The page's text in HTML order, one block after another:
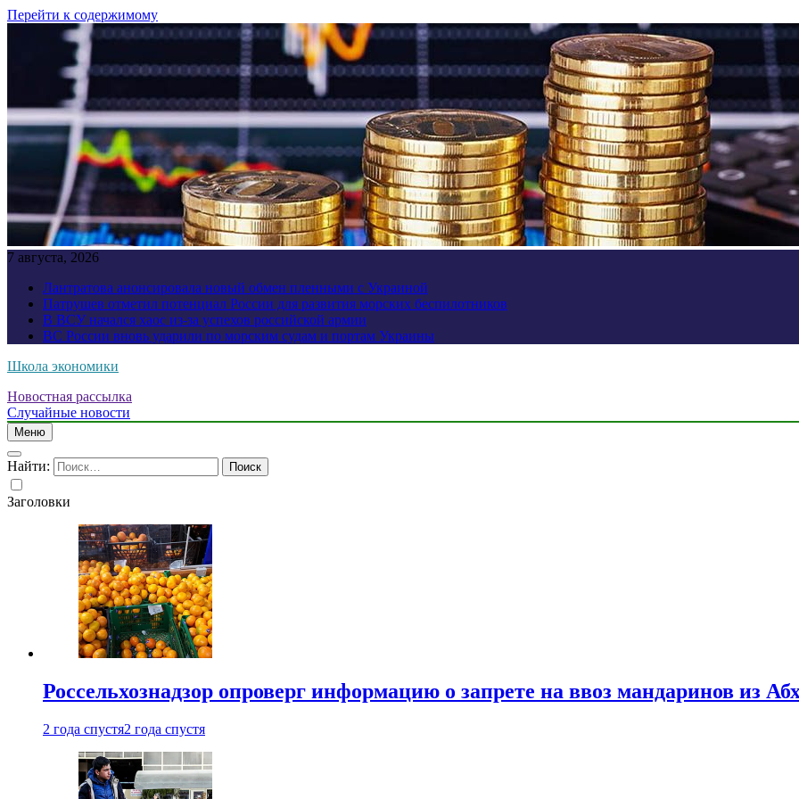
Перейти к содержимому
7 августа, 2026
Лантратова анонсировала новый обмен пленными с Украиной
Патрушев отметил потенциал России для развития морских беспилотников
В ВСУ начался хаос из-за успехов российской армии
ВС России вновь ударили по морским судам и портам Украины
Школа экономики
Новостная рассылка
Случайные новости
Меню
Найти:
Заголовки
Россельхознадзор опроверг информацию о запрете на ввоз мандаринов из
2 года спустя2 года спустя